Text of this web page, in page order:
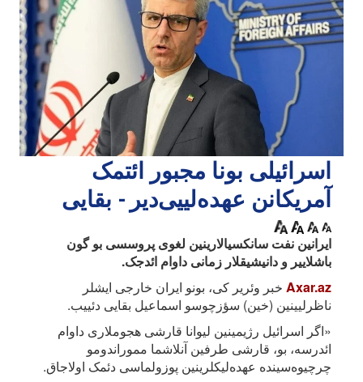
اسرائیلی بونا مجبور ائتمک
آمریکانن عهده‌لییی‌دیر - بقایی
ایرانین نفت سانکسیالارینین لغوی پروسسی بو گون
باشلاییر و دانیشیقلار زمانی داوام ائد‌جک.
Axar.az خبر وئریر کی، بونو ایران خارجی ایشلر
ناظرلیینین (خین) سؤزچوسو اسماعیل بقایی دئییب.
«اگر اسرائیل رژیمینین لیوانا قارشی هجوملاری داوام
ائدرسه، بو، قارشی طرفین آنلاشما مموراندومو
چرچیوه‌سینده عهده‌لیکلرینین پوزولماسی دئمک اولاجاق.